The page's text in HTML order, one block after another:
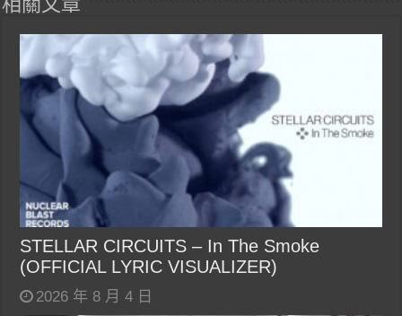
STELLAR CIRCUITS – In The Smoke
(OFFICIAL LYRIC VISUALIZER)
2026 年 8 月 4 日